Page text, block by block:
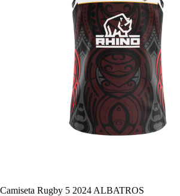
Camiseta Rugby 5 2024 ALBATROS